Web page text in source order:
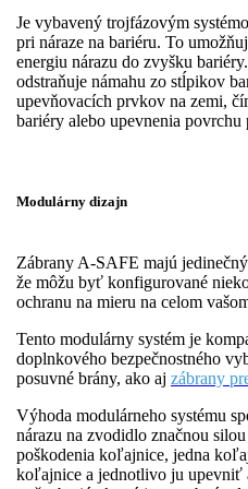
Je vybavený trojfázovým
pri náraze na bariéru. To
energiu nárazu do zvyšku
odstraňuje námahu zo stĺpikov
upevňovacích prvkov na zemi,
bariéry alebo upevnenia
Modulárny dizajn
Zábrany A-SAFE majú
že môžu byť konfigurované
ochranu na mieru na celom
Tento modulárny systém je
doplnkového bezpečnostného
posuvné brány, ako aj zábrany
Výhoda modulárneho systému
nárazu na zvodidlo značnou
poškodenia koľajnice, jedna
koľajnice a jednotlivo ju upevniť